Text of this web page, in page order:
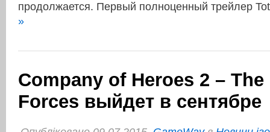
продолжается. Первый полноценный трейлер
»
Company of Heroes 2 –
Forces выйдет в сентябре